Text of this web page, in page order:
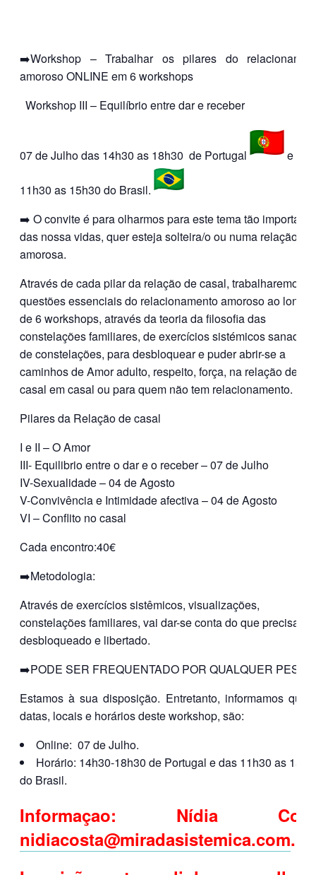
➡️Workshop – Trabalhar os pilares do
amoroso ONLINE em 6 workshops
Workshop III – Equilíbrio entre dar e receber
07 de Julho das 14h30 as 18h30 de Portugal e das
11h30 as 15h30 do Brasil.
➡️ O convite é para olharmos para este tema tão importante
das nossa vidas, quer esteja solteira/o ou numa relação
amorosa.
Através de cada pilar da relação de casal, trabalharemos
questões essenciais do relacionamento amoroso ao longo
de 6 workshops, através da teoria da filosofia das
constelações familiares, de exercícios sistémicos
de constelações, para desbloquear e puder abrir-se a
caminhos de Amor adulto, respeito, força, na relação de
casal em casal ou para quem não tem relacionamento.
Pilares da Relação de casal
I e II – O Amor
III- Equilibrio entre o dar e o receber – 07 de Julho
IV-Sexualidade – 04 de Agosto
V-Convivência e Intimidade afectiva – 04 de Agosto
VI – Conflito no casal
Cada encontro:40€
➡️Metodologia:
Através de exercícios sistêmicos, visualizações,
constelações familiares, vai dar-se conta do que precisa
desbloqueado e libertado.
➡️PODE SER FREQUENTADO POR QUALQUER
Estamos à sua disposição. Entretanto, informamos que
datas, locais e horários deste workshop, são:
Online: 07 de Julho.
Horário: 14h30-18h30 de Portugal e das 11h30 as
do Brasil.
Informaçao: Nídia
nidiacosta@miradasistemica.com.